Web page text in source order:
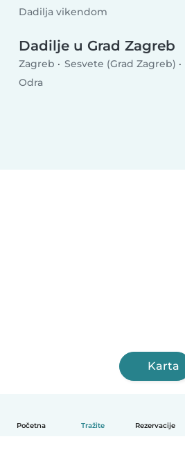
Početna Tražite Rezervacije
Dadilja vikendom
Dadilje u Grad Zagreb
Zagreb Sesvete (Grad Zagreb)
Odra
Karta